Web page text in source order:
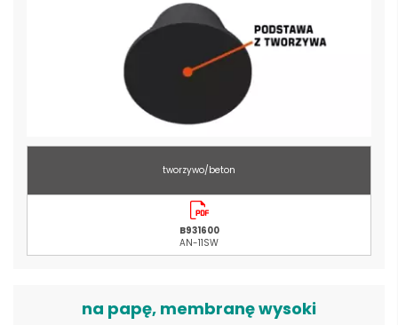
tworzywo/beton
B931600
AN-11SW
na papę, membranę wysoki